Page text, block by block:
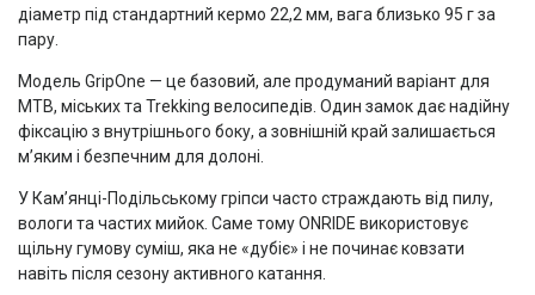
діаметр під стандартний кермо 22,2 мм, вага близько 95 г за
пару.
Модель GripOne — це базовий, але продуманий варіант для
MTB, міських та Trekking велосипедів. Один замок дає надійну
фіксацію з внутрішнього боку, а зовнішній край залишається
м’яким і безпечним для долоні.
У Кам’янці-Подільському гріпси часто страждають від пилу,
вологи та частих мийок. Саме тому ONRIDE використовує
щільну гумову суміш, яка не «дубіє» і не починає ковзати
навіть після сезону активного катання.